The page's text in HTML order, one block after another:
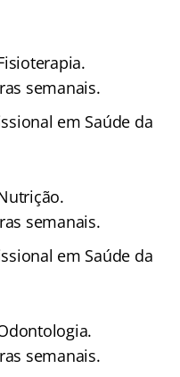
semanais.
em Saúde da
semanais.
em Saúde da
semanais.